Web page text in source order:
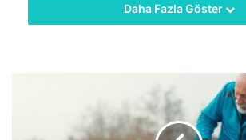
Orhan Köksal çocuklarda oluşabilecek
ebeveynlerin dikkat etmesi
Daha Fazla Göster